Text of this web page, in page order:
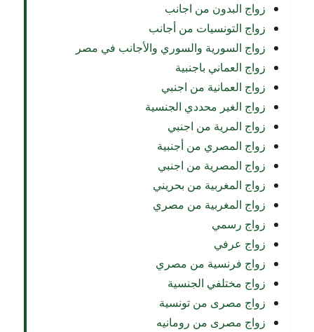
زواج البدون من اجانب
زواج التونسيات من أجانب
زواج السورية والسوري والأجانب في مصر
زواج العماني باجنبية
زواج العمانية من اجنبي
زواج الغير محددي الجنسية
زواج المرية من اجنبي
زواج المصري من أجنبية
زواج المصرية من اجنبي
زواج المغربية من بحريني
زواج المغربية من مصري
زواج رسمي
زواج عرفي
زواج فرنسية من مصري
زواج مختلفي الجنسية
زواج مصرى من تونسية
زواج مصرى من رومانيه